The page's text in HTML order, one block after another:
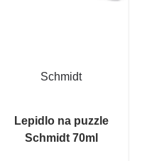
Schmidt
Lepidlo na puzzle
Schmidt 70ml